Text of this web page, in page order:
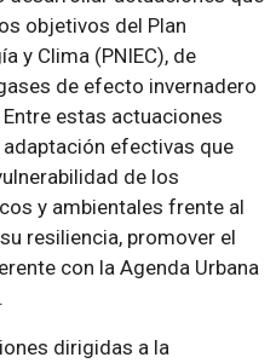
objetivos del Plan
y Clima (PNIEC), de
de efecto invernadero
estas actuaciones
efectivas que
de los
y ambientales frente al
resiliencia, promover el
con la Agenda Urbana
dirigidas a la